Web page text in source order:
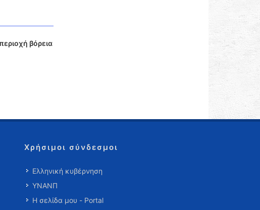
βόρεια
Χρήσιμοι σύνδεσμοι
Ελληνική κυβέρνηση
ΥΝΑΝΠ
Η σελίδα μου - Portal